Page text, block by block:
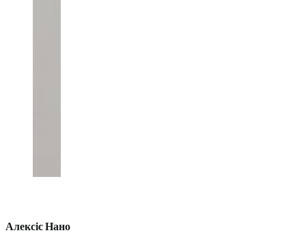
Алексіс Нано